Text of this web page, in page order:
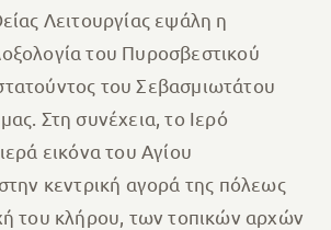
Λειτουργίας εψάλη η
του Πυροσβεστικού
του Σεβασμιωτάτου
Στη συνέχεια, το Ιερό
εικόνα του Αγίου
κεντρική αγορά της πόλεως
του κλήρου, των τοπικών αρχών